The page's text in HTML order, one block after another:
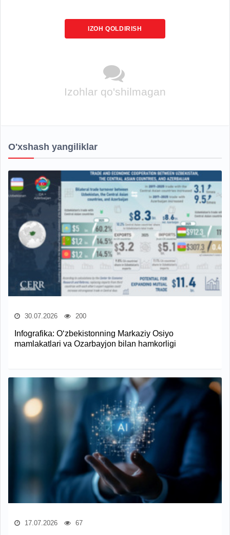
IZOH QOLDIRISH
Izohlar qo'shilmagan
O'xshash yangiliklar
30.07.2026 200
Infografika: O‘zbekistonning Markaziy Osiyo
mamlakatlari va Ozarbayjon bilan hamkorligi
17.07.2026 67